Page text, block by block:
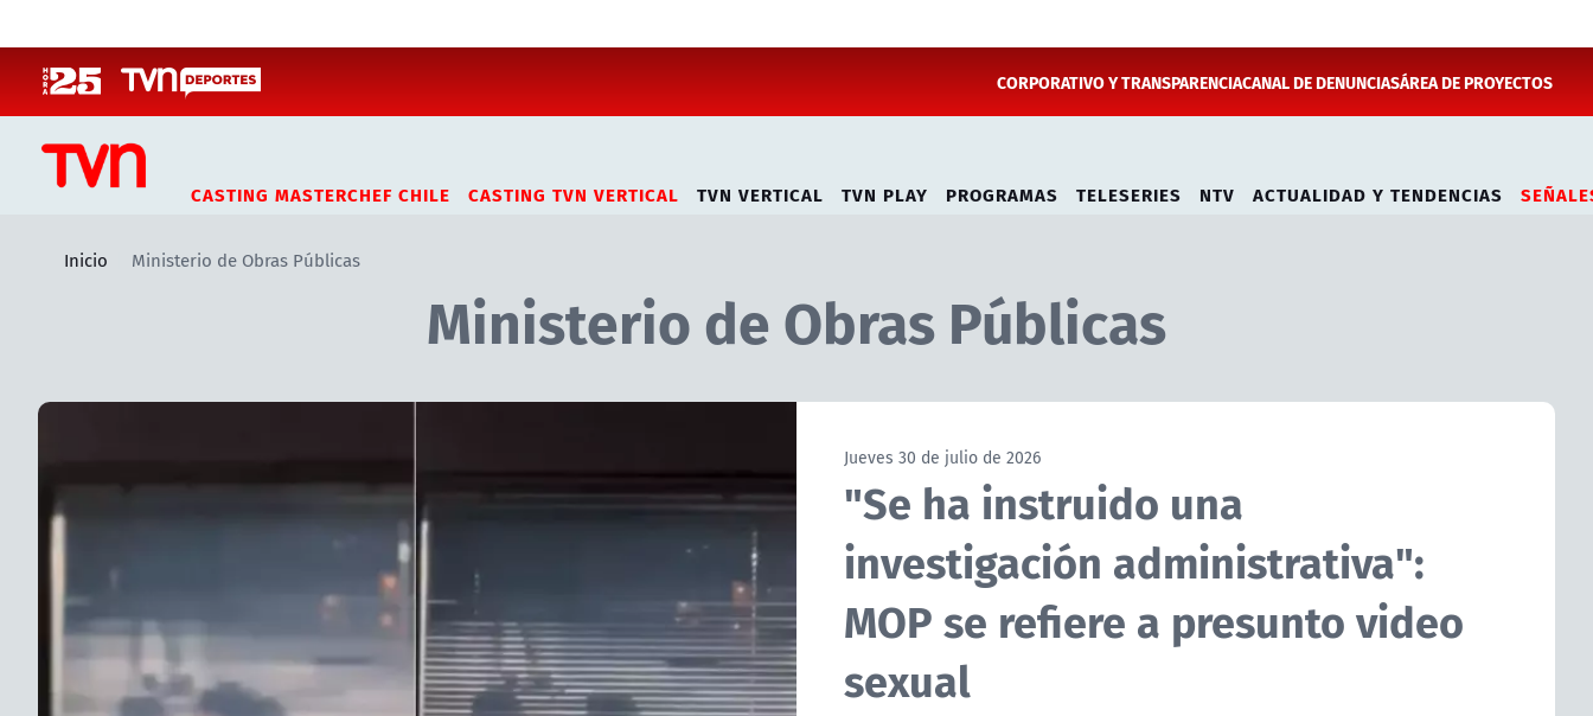
CORPORATIVO Y TRANSPARENCIACANAL DE DENUNCIASÁREA DE PROYECTOS
CASTING MASTERCHEF CHILE CASTING TVN VERTICAL TVN VERTICAL TVN PLAY PROGRAMAS TELESERIES NTV ACTUALIDAD Y TENDENCIAS
Inicio Ministerio de Obras Públicas
Ministerio de Obras Públicas
Artículos relacionados con Ministerio de Obras Públicas
Jueves 30 de julio de 2026
"Se ha instruido una
investigación administrativa":
MOP se refiere a presunto video
sexual